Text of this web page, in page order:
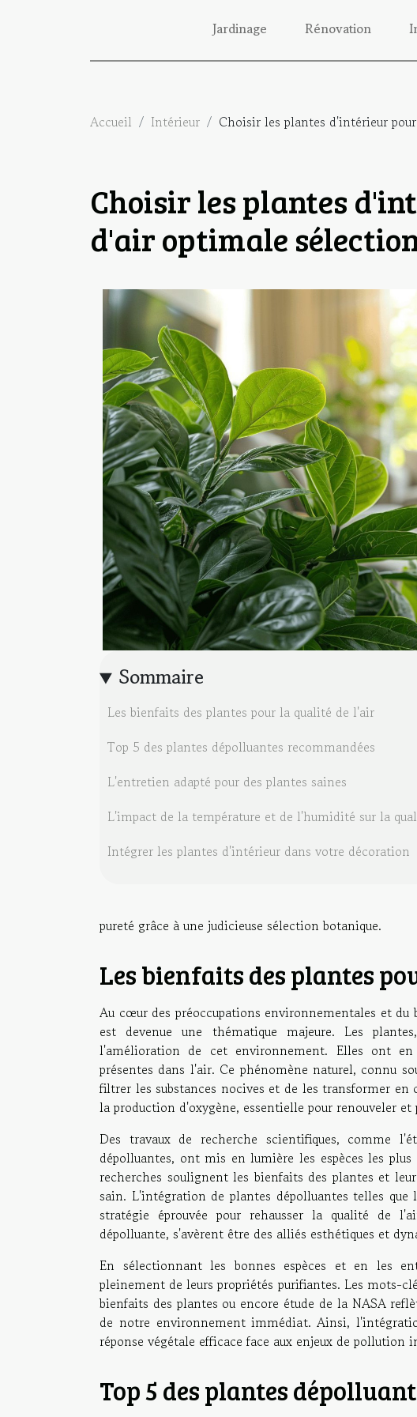
Jardinage Rénovation
Accueil Intérieur Choisir les plantes d'intérieur
Choisir les plantes
d'air optimale
Sommaire
Les bienfaits des plantes pour la qualité de l'air
Top 5 des plantes dépolluantes recommandées
L'entretien adapté pour des plantes saines
L'impact de la température et de l'humidité sur la
Intégrer les plantes d'intérieur dans votre décoration
pureté grâce à une judicieuse sélection botanique.
Les bienfaits des plantes
Au cœur des préoccupations environnementales et
est devenue une thématique majeure. Les
l'amélioration de cet environnement. Elles ont en
présentes dans l'air. Ce phénomène naturel, connu
filtrer les substances nocives et de les transformer
la production d'oxygène, essentielle pour renouveler et
Des travaux de recherche scientifiques, comme
dépolluantes, ont mis en lumière les espèces les
recherches soulignent les bienfaits des plantes et
sain. L'intégration de plantes dépolluantes telles
stratégie éprouvée pour rehausser la qualité de
dépolluante, s'avèrent être des alliés esthétiques et
En sélectionnant les bonnes espèces et en les
pleinement de leurs propriétés purifiantes. Les mots-
bienfaits des plantes ou encore étude de la NASA
de notre environnement immédiat. Ainsi,
réponse végétale efficace face aux enjeux de pollution
Top 5 des plantes